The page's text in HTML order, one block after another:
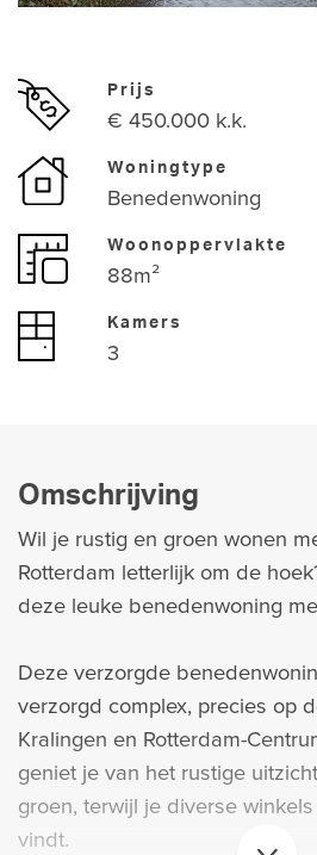
Prijs
€ 450.000 k.k.
Woningtype
Benedenwoning
Woonoppervlakte
88m²
Kamers
3
Omschrijving
Wil je rustig en groen wonen
Rotterdam letterlijk om de
deze leuke benedenwoning
Deze verzorgde
verzorgd complex, precies op
Kralingen en Rotterdam-
geniet je van het rustige
groen, terwijl je diverse
vindt.